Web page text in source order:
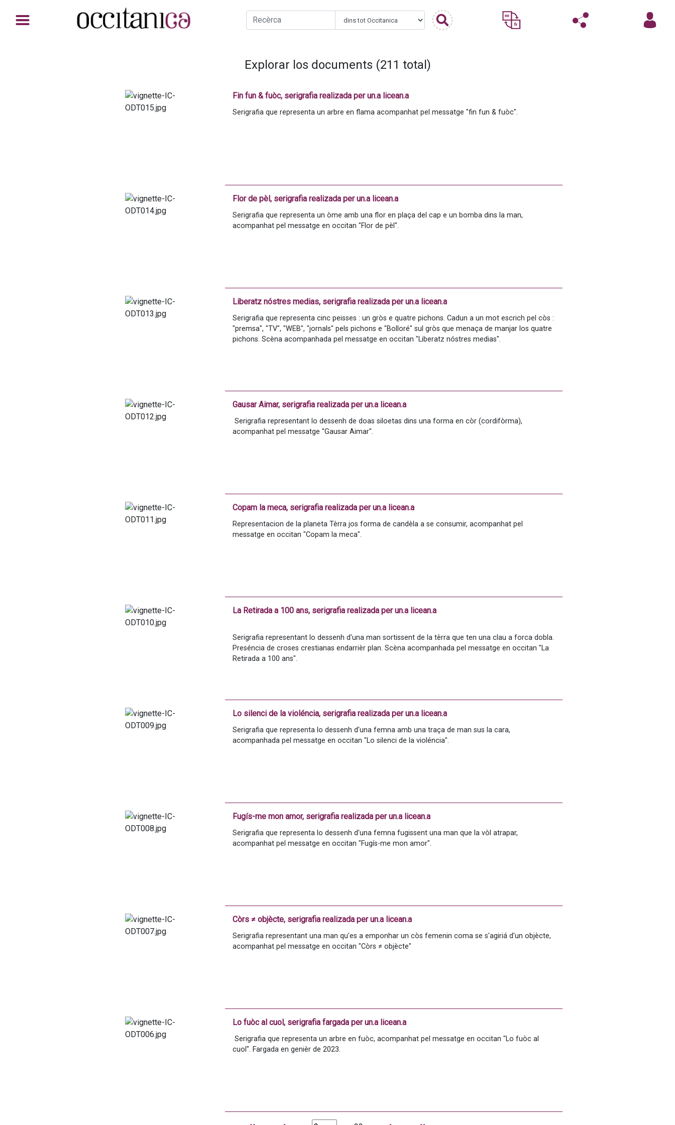
Explorar los documents (211 total)
Fin fun & fuòc, serigrafia realizada per un.a licean.a
Serigrafia que representa un arbre en flama acompanhat pel messatge "fin fun & fuòc".
Flor de pèl, serigrafia realizada per un.a licean.a
Serigrafia que representa un òme amb una flor en plaça del cap e un bomba dins la man,
acompanhat pel messatge en occitan "Flor de pèl".
Liberatz nóstres medias, serigrafia realizada per un.a licean.a
Serigrafia que representa cinc peisses : un gròs e quatre pichons. Cadun a un mot escrich pel còs :
"premsa", "TV", "WEB", "jornals" pels pichons e "Bolloré" sul gròs que menaça de manjar los quatre
pichons. Scèna acompanhada pel messatge en occitan "Liberatz nóstres medias".
Gausar Aimar, serigrafia realizada per un.a licean.a
acompanhat pel messatge "Gausar Aimar".
Copam la meca, serigrafia realizada per un.a licean.a
Representacion de la planeta Tèrra jos forma de candèla a se consumir, acompanhat pel
messatge en occitan "Copam la meca".
La Retirada a 100 ans, serigrafia realizada per un.a licean.a
Serigrafia representant lo dessenh d'una man sortissent de la tèrra que ten una clau a forca dobla.
Preséncia de croses crestianas endarrièr plan. Scèna acompanhada pel messatge en occitan "La
Retirada a 100 ans".
Lo silenci de la violéncia, serigrafia realizada per un.a licean.a
Serigrafia que representa lo dessenh d'una femna amb una traça de man sus la cara,
acompanhada pel messatge en occitan "Lo silenci de la violéncia".
Fugís-me mon amor, serigrafia realizada per un.a licean.a
Serigrafia que representa lo dessenh d'una femna fugissent una man que la vòl atrapar,
acompanhat pel messatge en occitan "Fugís-me mon amor".
Còrs ≠ objècte, serigrafia realizada per un.a licean.a
Serigrafia representant una man qu'es a emponhar un còs femenin coma se s'agiriá d'un objècte,
acompanhat pel messatge en occitan "Còrs ≠ objècte"
Lo fuòc al cuol, serigrafia fargada per un.a licean.a
cuol". Fargada en genièr de 2023.